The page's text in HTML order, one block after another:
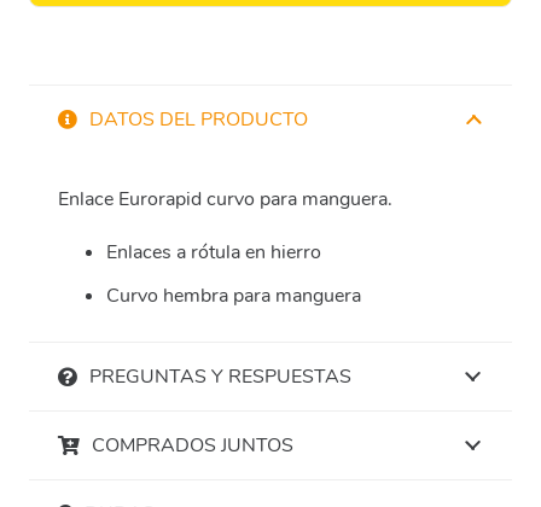
DATOS DEL PRODUCTO
Enlace Eurorapid curvo para manguera.
Enlaces a rótula en hierro
Curvo hembra para manguera
PREGUNTAS Y RESPUESTAS
COMPRADOS JUNTOS